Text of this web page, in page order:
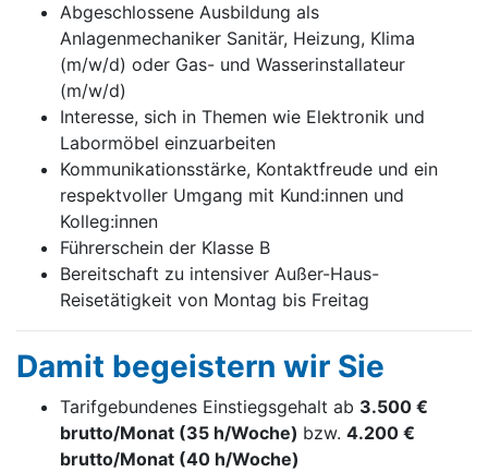
Abgeschlossene Ausbildung als
Anlagenmechaniker Sanitär, Heizung, Klima
(m/w/d) oder Gas- und Wasserinstallateur
(m/w/d)
Interesse, sich in Themen wie Elektronik und
Labormöbel einzuarbeiten
Kommunikationsstärke, Kontaktfreude und ein
respektvoller Umgang mit Kund:innen und
Kolleg:innen
Führerschein der Klasse B
Bereitschaft zu intensiver Außer-Haus-
Reisetätigkeit von Montag bis Freitag
Damit begeistern wir Sie
Tarifgebundenes Einstiegsgehalt ab 3.500 €
brutto/Monat (35 h/Woche) bzw. 4.200 €
brutto/Monat (40 h/Woche)